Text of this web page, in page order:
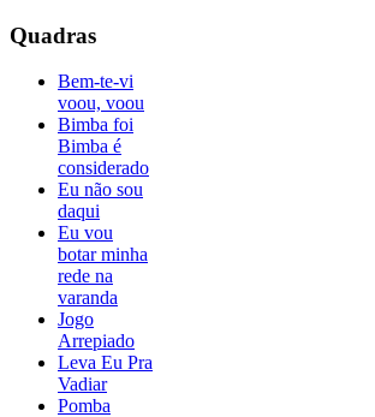
Quadras
Bem-te-vi
voou, voou
Bimba foi
Bimba é
considerado
Eu não sou
daqui
Eu vou
botar minha
rede na
varanda
Jogo
Arrepiado
Leva Eu Pra
Vadiar
Pomba